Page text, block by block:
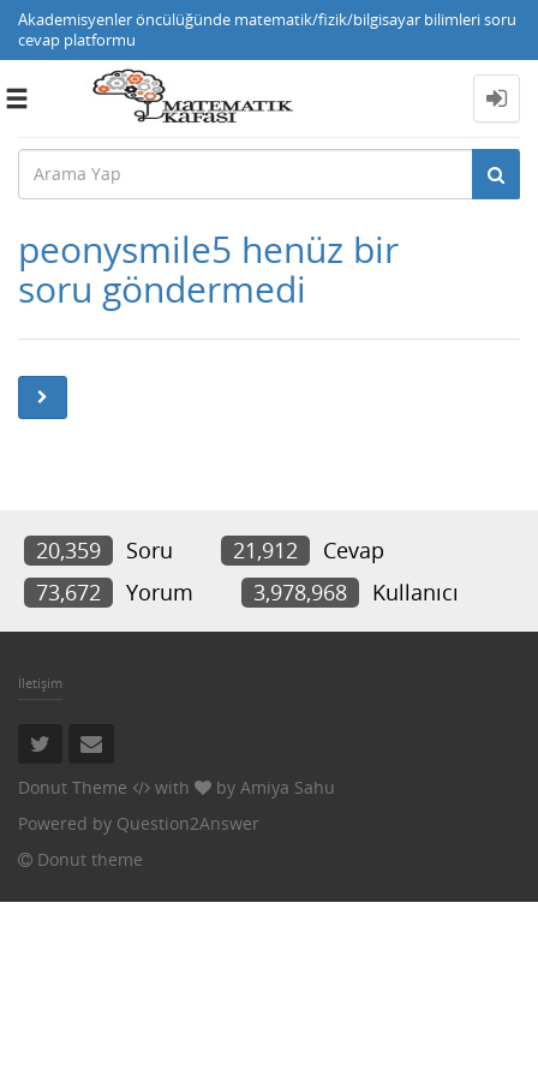
Akademisyenler öncülüğünde matematik/fizik/bilgisayar bilimleri soru
cevap platformu
Toggle
peonysmile5 henüz bir
soru göndermedi
20,359 Soru 21,912
Cevap
73,672
Yorum 3,978,968 Kullanıcı
İletişim
Donut Theme with by Amiya Sahu
Powered by Question2Answer
Donut theme